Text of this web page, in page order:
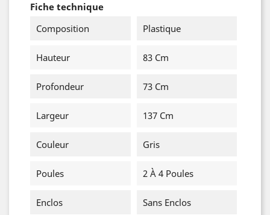
Fiche technique
Composition
Plastique
Hauteur 83 Cm
Profondeur 73 Cm
Largeur 137 Cm
Couleur Gris
Poules 2 À 4 Poules
Enclos Sans Enclos